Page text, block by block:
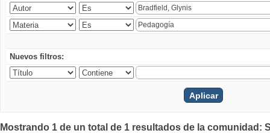
Nuevos filtros:
Mostrando 1 de un total de 1 resultados de la comunidad: